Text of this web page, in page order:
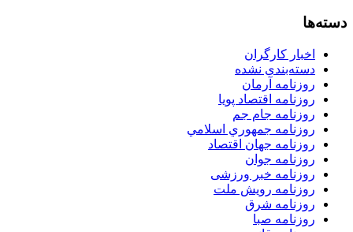
دسته‌ها
اخبار کارگران
دسته‌بندی نشده
روزنامه آرمان
روزنامه اقتصاد پویا
روزنامه جام جم
روزنامه جمهوري اسلامي
روزنامه جهان اقتصاد
روزنامه جوان
روزنامه خبر ورزشى
روزنامه رویش ملت
روزنامه شرق
روزنامه صبا